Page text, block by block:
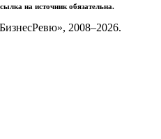
на источник обязательна.
2008–2026.